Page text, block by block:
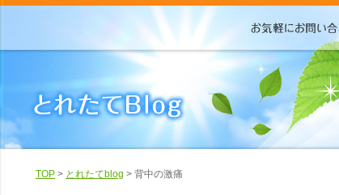
TOP > とれたてblog > 背中の激痛